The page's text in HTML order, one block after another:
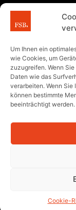
Um Ihnen ein
wie Cookies, um
zuzugreifen. Wenn
Daten wie das
verarbeiten. Wenn Sie
können bestimmte
beeinträchtigt werden.
Cookie-
Hans-Eckart Frey